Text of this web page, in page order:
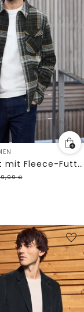
Overshirt mit Fleece-Futter
€